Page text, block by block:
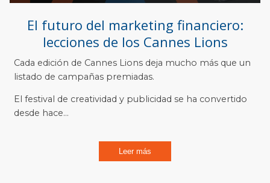
El futuro del marketing financiero:
lecciones de los Cannes Lions
Cada edición de Cannes Lions deja mucho más que un
listado de campañas premiadas.
El festival de creatividad y publicidad se ha convertido
desde hace...
Leer más